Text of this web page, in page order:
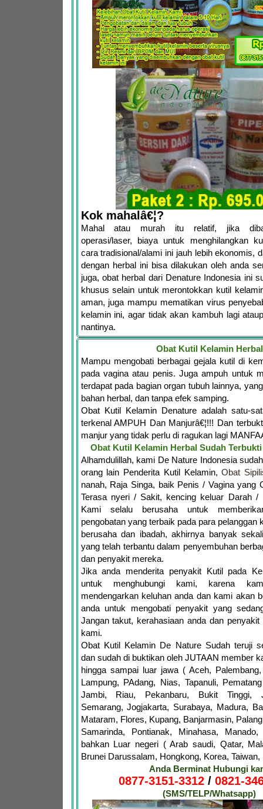
Kok mahalâ€¦?
Mahal atau murah itu relatif, jika
operasi/laser, biaya untuk menghilangkan
cara tradisional/alami ini jauh lebih ekonomis,
dengan herbal ini bisa dilakukan oleh anda
juga, obat herbal dari Denature Indonesia ini
khusus selain untuk merontokkan kutil
aman, juga mampu mematikan virus
kelamin ini, agar tidak akan kambuh lagi
nantinya.
Obat Kutil Kelamin Herbal
Mampu mengobati berbagai gejala kutil di
pada vagina atau penis. Juga ampuh untuk
terdapat pada bagian organ tubuh lainnya,
bahan herbal, dan tanpa efek samping.
Obat Kutil Kelamin Denature adalah satu-
terkenal AMPUH Dan Manjurâ€¦!!! Dan
manjur yang tidak perlu di ragukan lagi
Obat Kutil Kelamin Herbal Sudah
Alhamdulillah, kami De Nature Indonesia
orang lain Penderita Kutil Kelamin,Obat
nanah, Raja Singa, baik Penis / Vagina yang
Terasa nyeri / Sakit, kencing keluar Darah /
Kami selalu berusaha untuk
pengobatan yang terbaik pada para pelanggan
berusaha dan ibadah, akhirnya banyak
yang telah terbantu dalam penyembuhan
dan penyakit mereka.
Jika anda menderita penyakit Kutil pada
untuk menghubungi kami, karena
mendengarkan keluhan anda dan kami akan
anda untuk mengobati penyakit yang
Jangan takut, kerahasiaan anda dan penyakit
kami.
Obat Kutil Kelamin De Nature Sudah teruji
dan sudah di buktikan oleh JUTAAN member
hingga sampai luar jawa ( Aceh,
Lampung, PAdang, Nias, Tapanuli,
Jambi, Riau, Pekanbaru, Bukit Tinggi,
Semarang, Jogjakarta, Surabaya, Madura,
Mataram, Flores, Kupang, Banjarmasin,
Samarinda, Pontianak, Minahasa,
bahkan Luar negeri ( Arab saudi, Qatar,
Brunei Darussalam, Hongkong, Korea, Taiwan,
Anda Berminat Hubungi
0877-3151-3312 /0821-
(SMS/TELP/Whatsapp)